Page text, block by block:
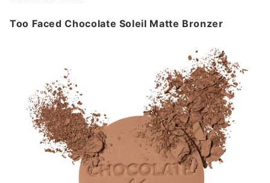
Too Faced Chocolate Soleil Matte Bronzer